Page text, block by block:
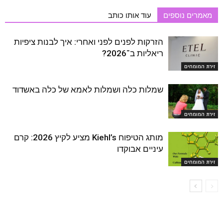
מאמרים נוספים עוד אותו כותב
זירת המומחים
הזרקות לפנים לפני ואחרי: איך לבנות ציפיות
ריאליות ב־2026?
זירת המומחים
שמלות כלה ושמלות לאמא של כלה באשדוד
זירת המומחים
מותג הטיפוח Kiehl’s מציע לקיץ 2026: קרם
עיניים אבוקדו